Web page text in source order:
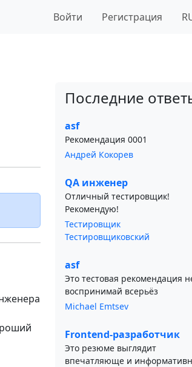
Войти Регистрация
Последние
asf
Рекомендация 0001
Андрей Кокорев
QA инженер
Отличный тестировщик!
Рекомендую!
Тестировщик
Тестировщиковский
asf
Это тестовая рекомендация
воспринимай всерьёз
Michael Emtsev
Frontend-разработчик
Это резюме выглядит
впечатляюще и